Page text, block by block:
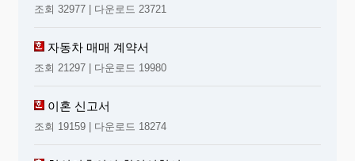
조회 32977 | 다운로드 23721
자동차 매매 계약서
조회 21297 | 다운로드 19980
이혼 신고서
조회 19159 | 다운로드 18274